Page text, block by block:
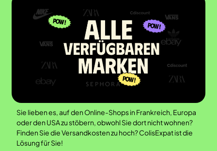
Sie lieben es, auf den Online-Shops in Frankreich, Europa
oder den USA zu stöbern, obwohl Sie dort nicht wohnen?
Finden Sie die Versandkosten zu hoch? ColisExpat ist die
Lösung für Sie!